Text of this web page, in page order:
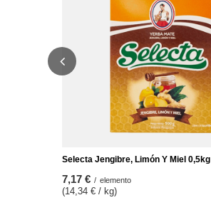
Selecta Jengibre, Limón Y Miel 0,5kg
7,17 € / elemento
(14,34 € / kg)